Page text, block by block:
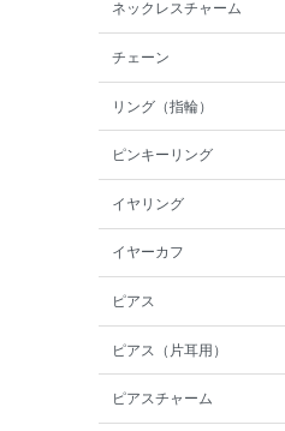
ネックレスチャーム
チェーン
リング（指輪）
ピンキーリング
イヤリング
イヤーカフ
ピアス
ピアス（片耳用）
ピアスチャーム